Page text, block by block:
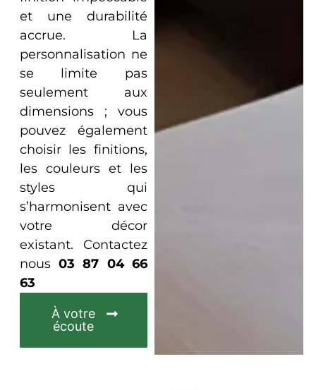
et une durabilité
accrue. La
personnalisation ne
se limite pas
seulement aux
dimensions ; vous
pouvez également
choisir les finitions,
les couleurs et les
styles qui
s’harmonisent avec
votre décor
existant. Contactez
nous03 87 04 66
63
À votre
écoute